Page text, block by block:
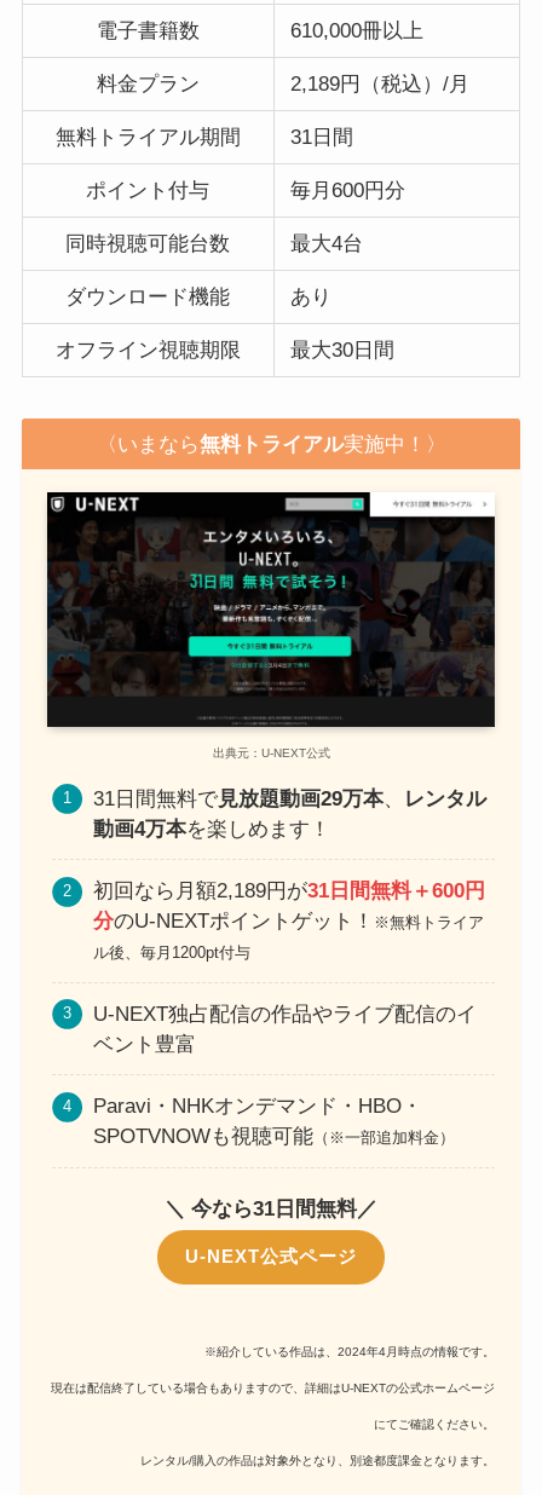
電子書籍数 610,000冊以上
料金プラン 2,189円（税込）/月
無料トライアル期間 31日間
ポイント付与 毎月600円分
同時視聴可能台数 最大4台
ダウンロード機能 あり
オフライン視聴期限 最大30日間
〈いまなら無料トライアル実施中！〉
出典元：U-NEXT公式
31日間無料で見放題動画29万本、 レンタル
動画4万本を楽しめます！
初回なら月額2,189円が31日間無料＋600円
分のU-NEXTポイントゲット！ ※無料トライア
ル後、毎月1200pt付与
U-NEXT独占配信の作品やライブ配信のイ
ベント豊富
Paravi・NHKオンデマンド・HBO・
SPOTVNOWも視聴可能 （※一部追加料金）
＼ 今なら31日間無料／
U-NEXT公式ページ
※紹介している作品は、2024年4月時点の情報です。
現在は配信終了している場合もありますので、詳細はU-NEXTの公式ホームページ
にてご確認ください。
レンタル/購入の作品は対象外となり、別途都度課金となります。